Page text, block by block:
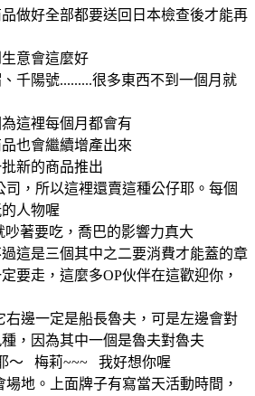
做好全部都要送回日本檢查後才能再
意會這麼好
千陽號.........很多東西不到一個月就
這裡每個月都會有
也會繼續增產出來
新的商品推出
司，所以這裡還賣這種公仔耶。每個
人物喔
吵著要吃，喬巴的影響力真大
這是三個其中之二要消費才能蓋的章
要走，這麼多OP伙伴在這歡迎你，
右邊一定是船長魯夫，可是左邊會對
，因為其中一個是魯夫對魯夫
～ 梅莉~~~ 我好想你喔
地。上面牌子有寫當天活動時間，